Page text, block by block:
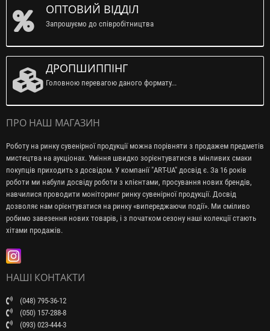
ОПТОВИЙ ВІДДІЛ
Запрошуємо до співробітництва
ДРОПШИППІНГ
Головною перевагою даного формату...
ПРО НАШ МАГАЗИН
Роботу на ринку сувенірної продукції можна порівняти з продажем предметів
мистецтва на аукціонах. Уміння швидко зорієнтуватися в мінливих смаки
покупців приходить з досвідом. У компанії "ART-UA" досвід є. За 16 років
роботи ми набули досвіду роботи з клієнтами, просування нових брендів,
навчилися проводити моніторинг ринку сувенірної продукції. Досвід
дозволяє нам орієнтуватися на ринку «випереджаючи події». Ми сміливо
робимо завезення нових товарів, і з початком сезону наші колекції стають
хітами продажів.
НАШІ КОНТАКТИ
(048) 795-36-12
(050) 157-288-8
(093) 023-444-3